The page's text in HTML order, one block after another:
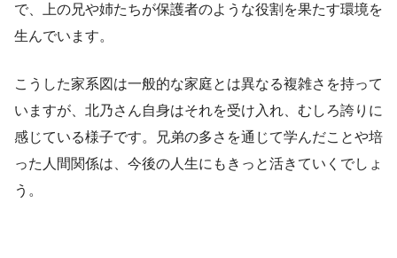
で、上の兄や姉たちが保護者のような役割を果たす環境を
生んでいます。
こうした家系図は一般的な家庭とは異なる複雑さを持って
いますが、北乃さん自身はそれを受け入れ、むしろ誇りに
感じている様子です。兄弟の多さを通じて学んだことや培
った人間関係は、今後の人生にもきっと活きていくでしょ
う。